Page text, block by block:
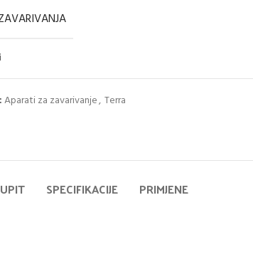
Aparati za zavarivanje, Terra
UPIT SPECIFIKACIJE PRIMJENE